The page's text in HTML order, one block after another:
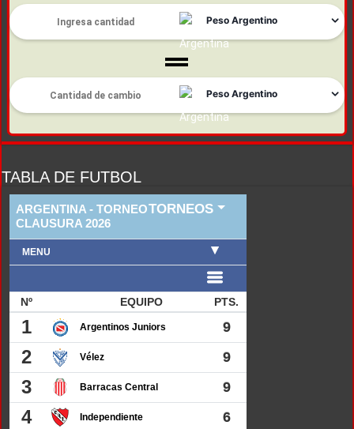
TABLA DE FUTBOL